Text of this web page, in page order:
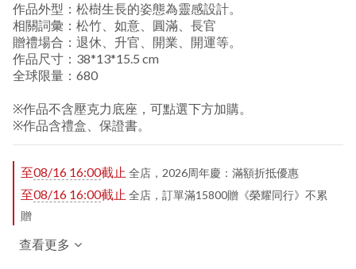
作品外型：松樹生長的姿態為靈感設計。
相關詞彙：松竹、如意、圓滿、長官
贈禮場合：退休、升官、開業、開運等。
作品尺寸：38*13*15.5 cm
全球限量：680
※作品不含壓克力底座，可點選下方加購。
※作品含禮盒、保證書。
至08/16 16:00截止 全店，2026周年慶：滿額折抵優惠
至08/16 16:00截止 全店，訂單滿15800贈《榮耀同行》不累
贈
查看更多